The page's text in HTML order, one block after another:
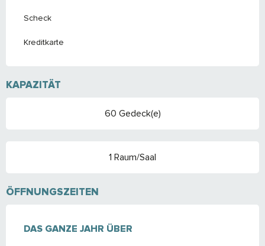
Scheck
Kreditkarte
KAPAZITÄT
60 Gedeck(e)
1 Raum/Saal
ÖFFNUNGSZEITEN
DAS GANZE JAHR ÜBER
DAS GANZE JAHR ÜBER